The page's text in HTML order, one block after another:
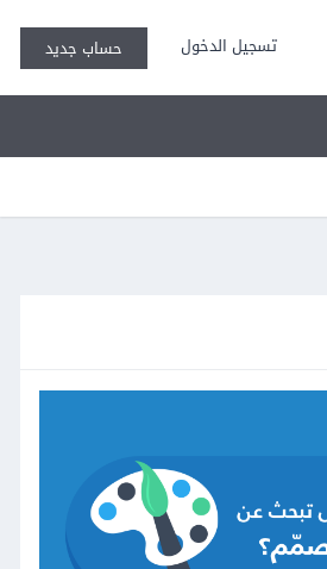
تسجيل الدخول حساب جديد